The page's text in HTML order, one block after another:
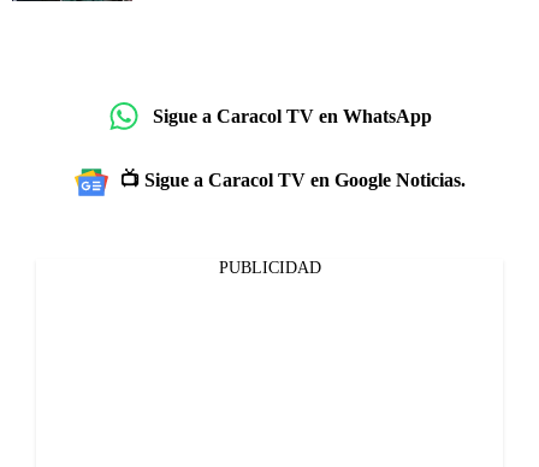
Sigue a Caracol TV en WhatsApp
📺 Sigue a Caracol TV en Google Noticias.
PUBLICIDAD